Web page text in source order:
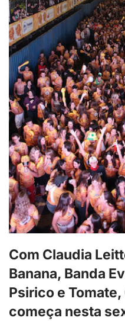
Com Claudia
Banana, Banda
Psirico e
começa nesta